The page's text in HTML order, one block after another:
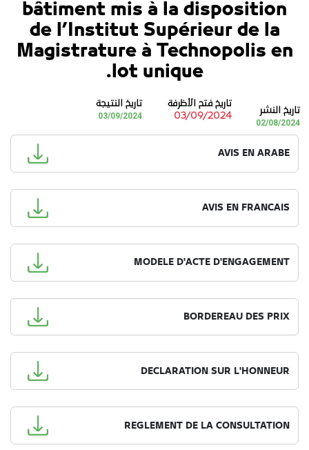
bâtiment mis à la disposition
de l’Institut Supérieur de la
Magistrature à Technopolis en
lot unique.
تاريخ النشر
02/08/2024
تاريخ فتح الأظرفة
03/09/2024
تاريخ النتيجة
03/09/2024
AVIS EN ARABE
AVIS EN FRANCAIS
MODELE D'ACTE D'ENGAGEMENT
BORDEREAU DES PRIX
DECLARATION SUR L'HONNEUR
REGLEMENT DE LA CONSULTATION